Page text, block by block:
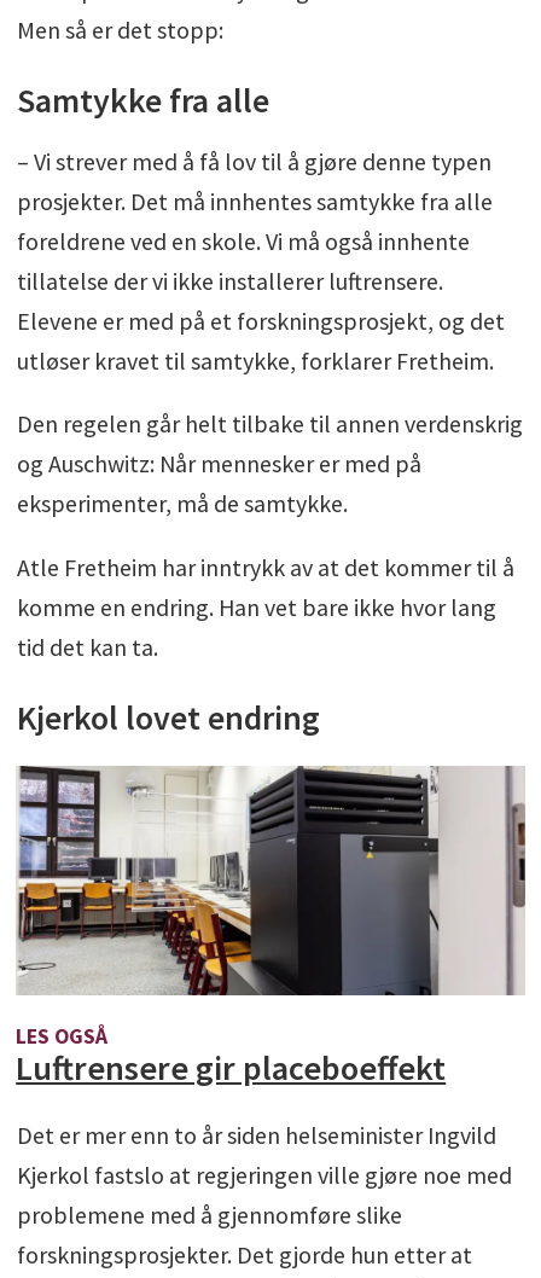
Men så er det stopp:
Samtykke fra alle
– Vi strever med å få lov til å gjøre denne typen
prosjekter. Det må innhentes samtykke fra alle
foreldrene ved en skole. Vi må også innhente
tillatelse der vi ikke installerer luftrensere.
Elevene er med på et forskningsprosjekt, og det
utløser kravet til samtykke, forklarer Fretheim.
Den regelen går helt tilbake til annen verdenskrig
og Auschwitz: Når mennesker er med på
eksperimenter, må de samtykke.
Atle Fretheim har inntrykk av at det kommer til å
komme en endring. Han vet bare ikke hvor lang
tid det kan ta.
Kjerkol lovet endring
LES OGSÅ
Luftrensere gir placeboeffekt
Det er mer enn to år siden helseminister Ingvild
Kjerkol fastslo at regjeringen ville gjøre noe med
problemene med å gjennomføre slike
forskningsprosjekter. Det gjorde hun etter at